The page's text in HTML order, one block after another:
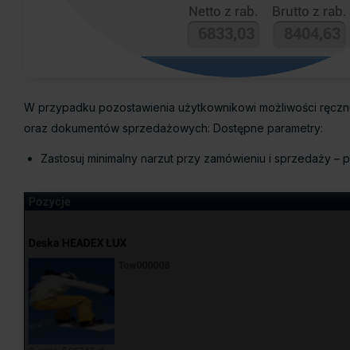
W przypadku pozostawienia użytkownikowi możliwości
oraz dokumentów sprzedażowych: Dostępne parametry:
Zastosuj minimalny narzut przy zamówieniu i sprzedaży –